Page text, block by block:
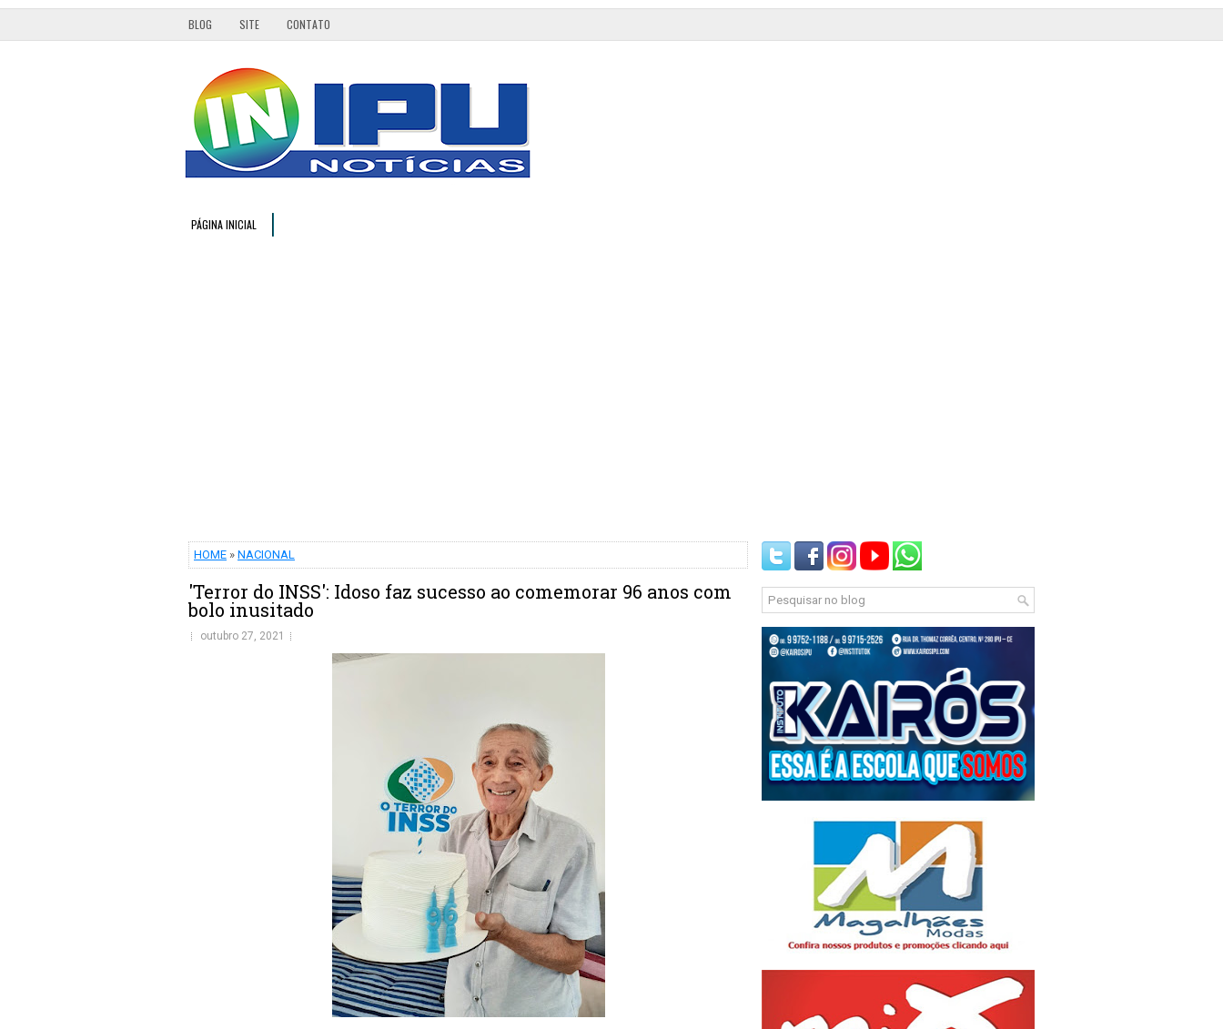
BLOG SITE CONTATO
PÁGINA INICIAL
HOME » NACIONAL
'Terror do INSS': Idoso faz sucesso ao comemorar 96 anos com
bolo inusitado
outubro 27, 2021